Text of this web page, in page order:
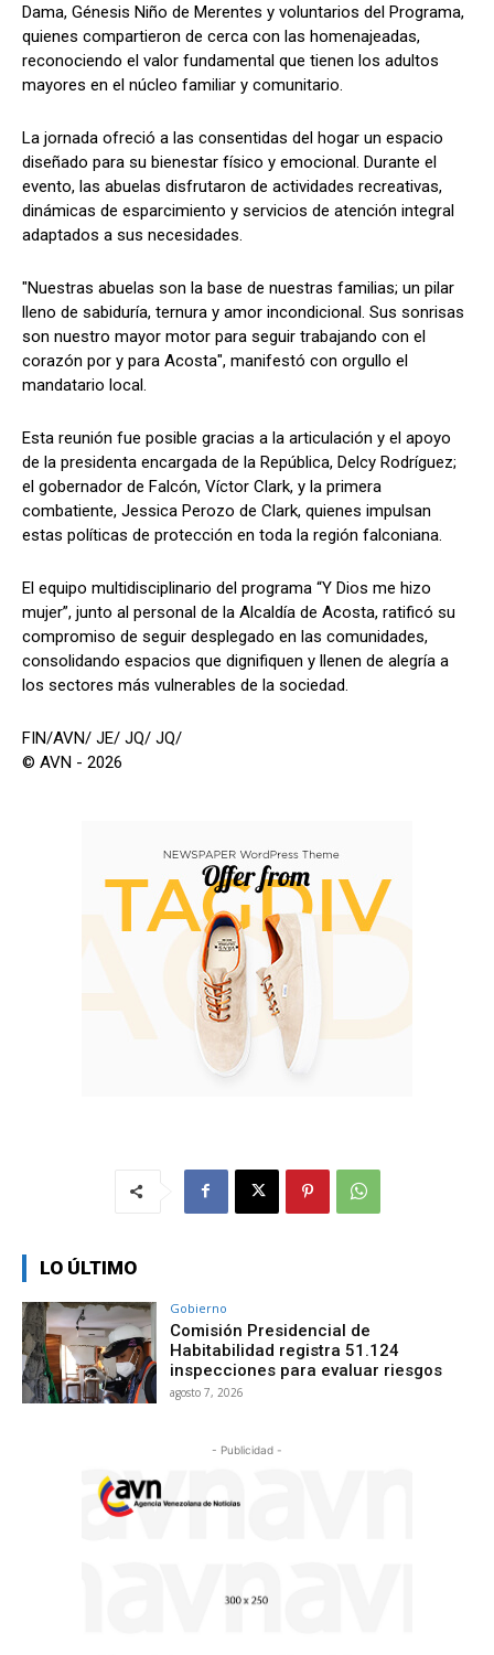
Dama, Génesis Niño de Merentes y voluntarios del Programa,
quienes compartieron de cerca con las homenajeadas,
reconociendo el valor fundamental que tienen los adultos
mayores en el núcleo familiar y comunitario.
La jornada ofreció a las consentidas del hogar un espacio
diseñado para su bienestar físico y emocional. Durante el
evento, las abuelas disfrutaron de actividades recreativas,
dinámicas de esparcimiento y servicios de atención integral
adaptados a sus necesidades.
"Nuestras abuelas son la base de nuestras familias; un pilar
lleno de sabiduría, ternura y amor incondicional. Sus sonrisas
son nuestro mayor motor para seguir trabajando con el
corazón por y para Acosta", manifestó con orgullo el
mandatario local.
Esta reunión fue posible gracias a la articulación y el apoyo
de la presidenta encargada de la República, Delcy Rodríguez;
el gobernador de Falcón, Víctor Clark, y la primera
combatiente, Jessica Perozo de Clark, quienes impulsan
estas políticas de protección en toda la región falconiana.
El equipo multidisciplinario del programa “Y Dios me hizo
mujer”, junto al personal de la Alcaldía de Acosta, ratificó su
compromiso de seguir desplegado en las comunidades,
consolidando espacios que dignifiquen y llenen de alegría a
los sectores más vulnerables de la sociedad.
FIN/AVN/ JE/ JQ/ JQ/
© AVN - 2026
LO ÚLTIMO
Gobierno
Comisión Presidencial de
Habitabilidad registra 51.124
inspecciones para evaluar riesgos
agosto 7, 2026
- Publicidad -